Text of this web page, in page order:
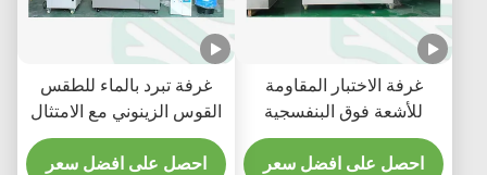
غرفة الاختبار المقاومة
للأشعة فوق البنفسجية
للشيخوخة المتسارعة للمواد
ASTM G154
احصل على افضل سعر
غرفة تبرد بالماء للطقس
القوس الزينوني مع الامتثال
لـ ISO 4892 ومساحة
التعرض 6500 سم2 لاختبار
احصل على افضل سعر